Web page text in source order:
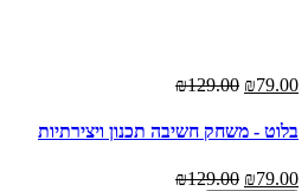
₪79.00
₪129.00
בלוט - משחק חשיבה תכנון ויצירתיות
₪79.00
₪129.00